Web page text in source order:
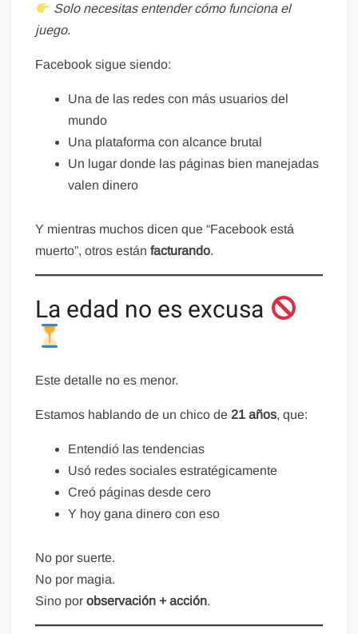
Solo necesitas entender cómo funciona el
juego.
Facebook sigue siendo:
Una de las redes con más usuarios del
mundo
Una plataforma con alcance brutal
Un lugar donde las páginas bien manejadas
valen dinero
Y mientras muchos dicen que “Facebook está
muerto”, otros estánfacturando.
La edad no es excusa
Este detalle no es menor.
Estamos hablando de un chico de21 años, que:
Entendió las tendencias
Usó redes sociales estratégicamente
Creó páginas desde cero
Y hoy gana dinero con eso
No por suerte.
No por magia.
Sino porobservación + acción.